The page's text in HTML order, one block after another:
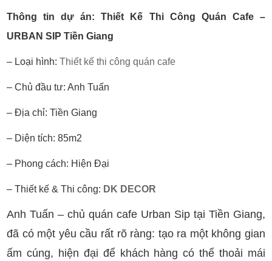
Thông tin dự án: Thiết Kế Thi Công Quán Cafe –
URBAN SIP Tiền Giang
– Loại hình:Thiết kế thi công quán cafe
– Chủ đầu tư: Anh Tuấn
– Địa chỉ: Tiền Giang
– Diện tích: 85m2
– Phong cách: Hiện Đại
– Thiết kế & Thi công: DK DECOR
Anh Tuấn – chủ quán cafe Urban Sip tại Tiền Giang,
đã có một yêu cầu rất rõ ràng: tạo ra một không gian
ấm cúng, hiện đại để khách hàng có thể thoải mái